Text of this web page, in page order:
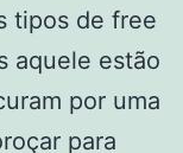
tipos de free
aquele estão
por uma
para